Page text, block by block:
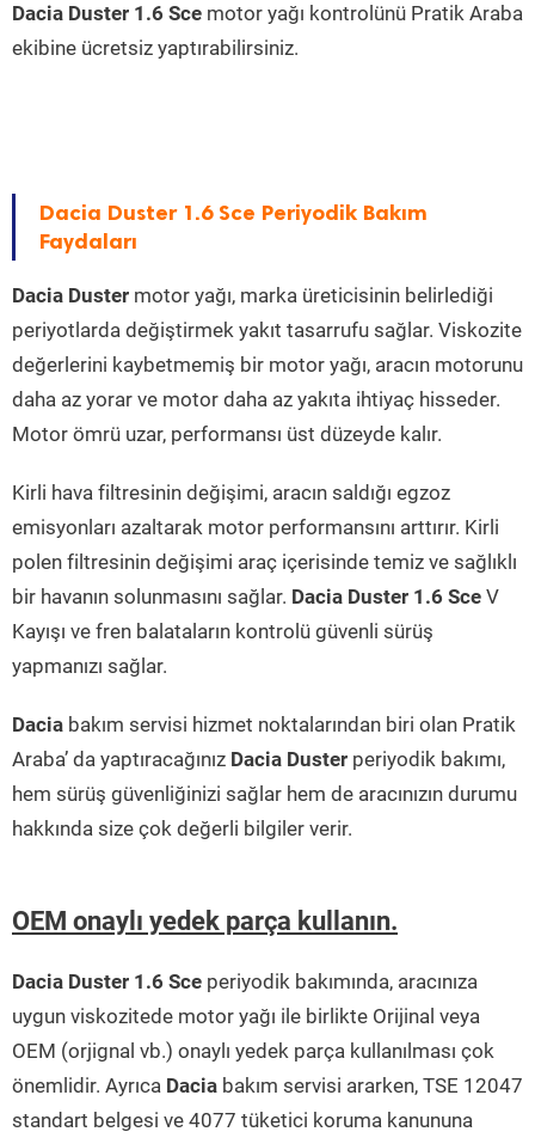
Dacia Duster 1.6 Sce motor yağı kontrolünü Pratik Araba
ekibine ücretsiz yaptırabilirsiniz.
Dacia Duster 1.6 Sce Periyodik Bakım
Faydaları
Dacia Duster motor yağı, marka üreticisinin belirlediği
periyotlarda değiştirmek yakıt tasarrufu sağlar. Viskozite
değerlerini kaybetmemiş bir motor yağı, aracın motorunu
daha az yorar ve motor daha az yakıta ihtiyaç hisseder.
Motor ömrü uzar, performansı üst düzeyde kalır.
Kirli hava filtresinin değişimi, aracın saldığı egzoz
emisyonları azaltarak motor performansını arttırır. Kirli
polen filtresinin değişimi araç içerisinde temiz ve sağlıklı
bir havanın solunmasını sağlar. Dacia Duster 1.6 Sce V
Kayışı ve fren balataların kontrolü güvenli sürüş
yapmanızı sağlar.
Dacia bakım servisi hizmet noktalarından biri olan Pratik
Araba’ da yaptıracağınız Dacia Duster periyodik bakımı,
hem sürüş güvenliğinizi sağlar hem de aracınızın durumu
hakkında size çok değerli bilgiler verir.
OEM onaylı yedek parça kullanın.
Dacia Duster 1.6 Sce periyodik bakımında, aracınıza
uygun viskozitede motor yağı ile birlikte Orijinal veya
OEM (orjignal vb.) onaylı yedek parça kullanılması çok
önemlidir. Ayrıca Dacia bakım servisi ararken, TSE 12047
standart belgesi ve 4077 tüketici koruma kanununa